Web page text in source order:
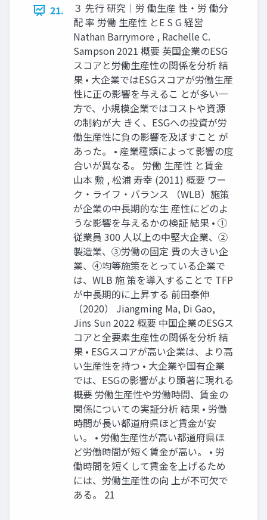
21.
３ 先行 研究｜労 働生産 性・労 働分
配 率 労働 生産性 とE S G 経営
Nathan Barrymore , Rachelle C.
Sampson 2021 概要 英国企業のESG
スコアと労働生産性の関係を分析 結
果 • 大企業ではESGスコアが労働生産
性に正の影響を与えるこ とが多い一
方で、小規模企業ではコストや資源
の制約が大 きく、ESGへの投資が労
働生産性に負の影響を及ぼすこと が
あった。 • 産業種類によって影響の度
合いが異なる。 労働 生産性 と賃金
山本 勲 , 松浦 寿幸 (2011) 概要 ワー
ク・ライフ・バランス （WLB）施策
が企業の中長期的な生 産性にどのよ
うな影響を与えるかの検証 結果 • ①
従業員 300 人以上の中堅大企業、②
製造業、③労働の固定 費の大きい企
業、④均等施策をとっている企業で
は、WLB 施 策を導入することで TFP
が中長期的に上昇する 前田泰伸
（2020） Jiangming Ma, Di Gao,
Jins Sun 2022 概要 中国企業のESGス
コアと全要素生産性の関係を分析 結
果 • ESGスコアが高い企業は、より高
い生産性を持つ • 大企業や国有企業
では、ESGの影響がより顕著に現れる
概要 労働生産性や労働時間、賃金の
関係についての実証分析 結果 • 労働
時間が長い都道府県ほど賃金が安
い。 • 労働生産性が高い都道府県ほ
ど労働時間が短く賃金が高い。 • 労
働時間を短くして賃金を上げるため
には、労働生産性の向 上が不可欠で
ある。 21